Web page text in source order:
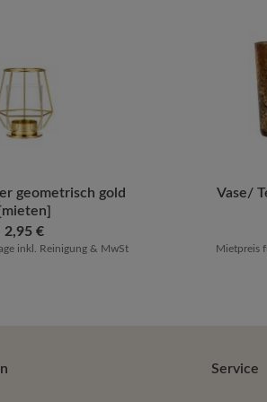
um die Anzahl zu
Gib den
geometrisch gold
[mieten]
Regulärer Preis:
2,95 €
inkl. Reinigung & MwSt
Vase/
Mietpreis
Service